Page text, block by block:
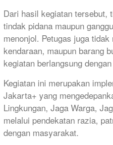
Dari hasil kegiatan tersebut,
tindak pidana maupun
menonjol. Petugas juga
kendaraan, maupun barang
kegiatan berlangsung
Kegiatan ini merupakan
Jakarta+ yang
Lingkungan, Jaga Warga,
melalui pendekatan razia,
dengan masyarakat.